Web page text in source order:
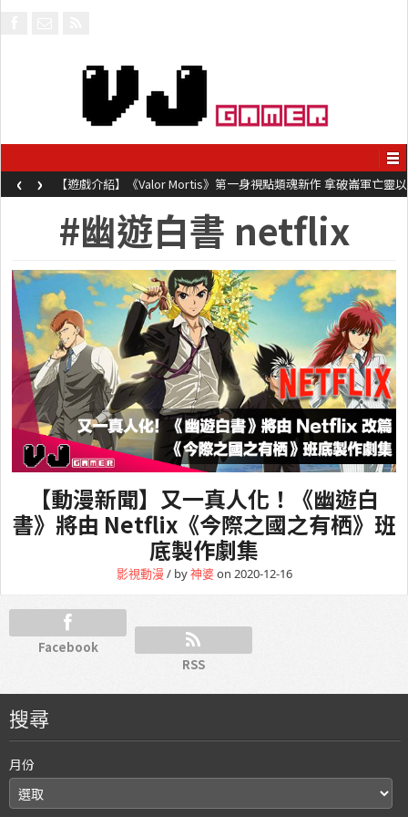
【遊戲介紹】《Valor Mortis》第一身視點類魂新作 拿破崙軍亡靈以
槍械劍與魔法殺敵
‹ ›
#幽遊白書 netflix
【動漫新聞】又一真人化！《幽遊白
書》將由 Netflix《今際之國之有栖》班
底製作劇集
影視動漫 / by神婆on 2020-12-16
Facebook
RSS
搜尋
月份